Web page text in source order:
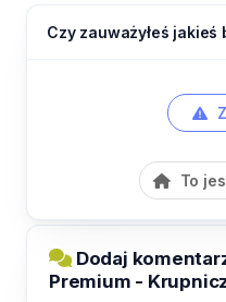
Czy zauważyłeś jakieś
To
Dodaj
Premium -